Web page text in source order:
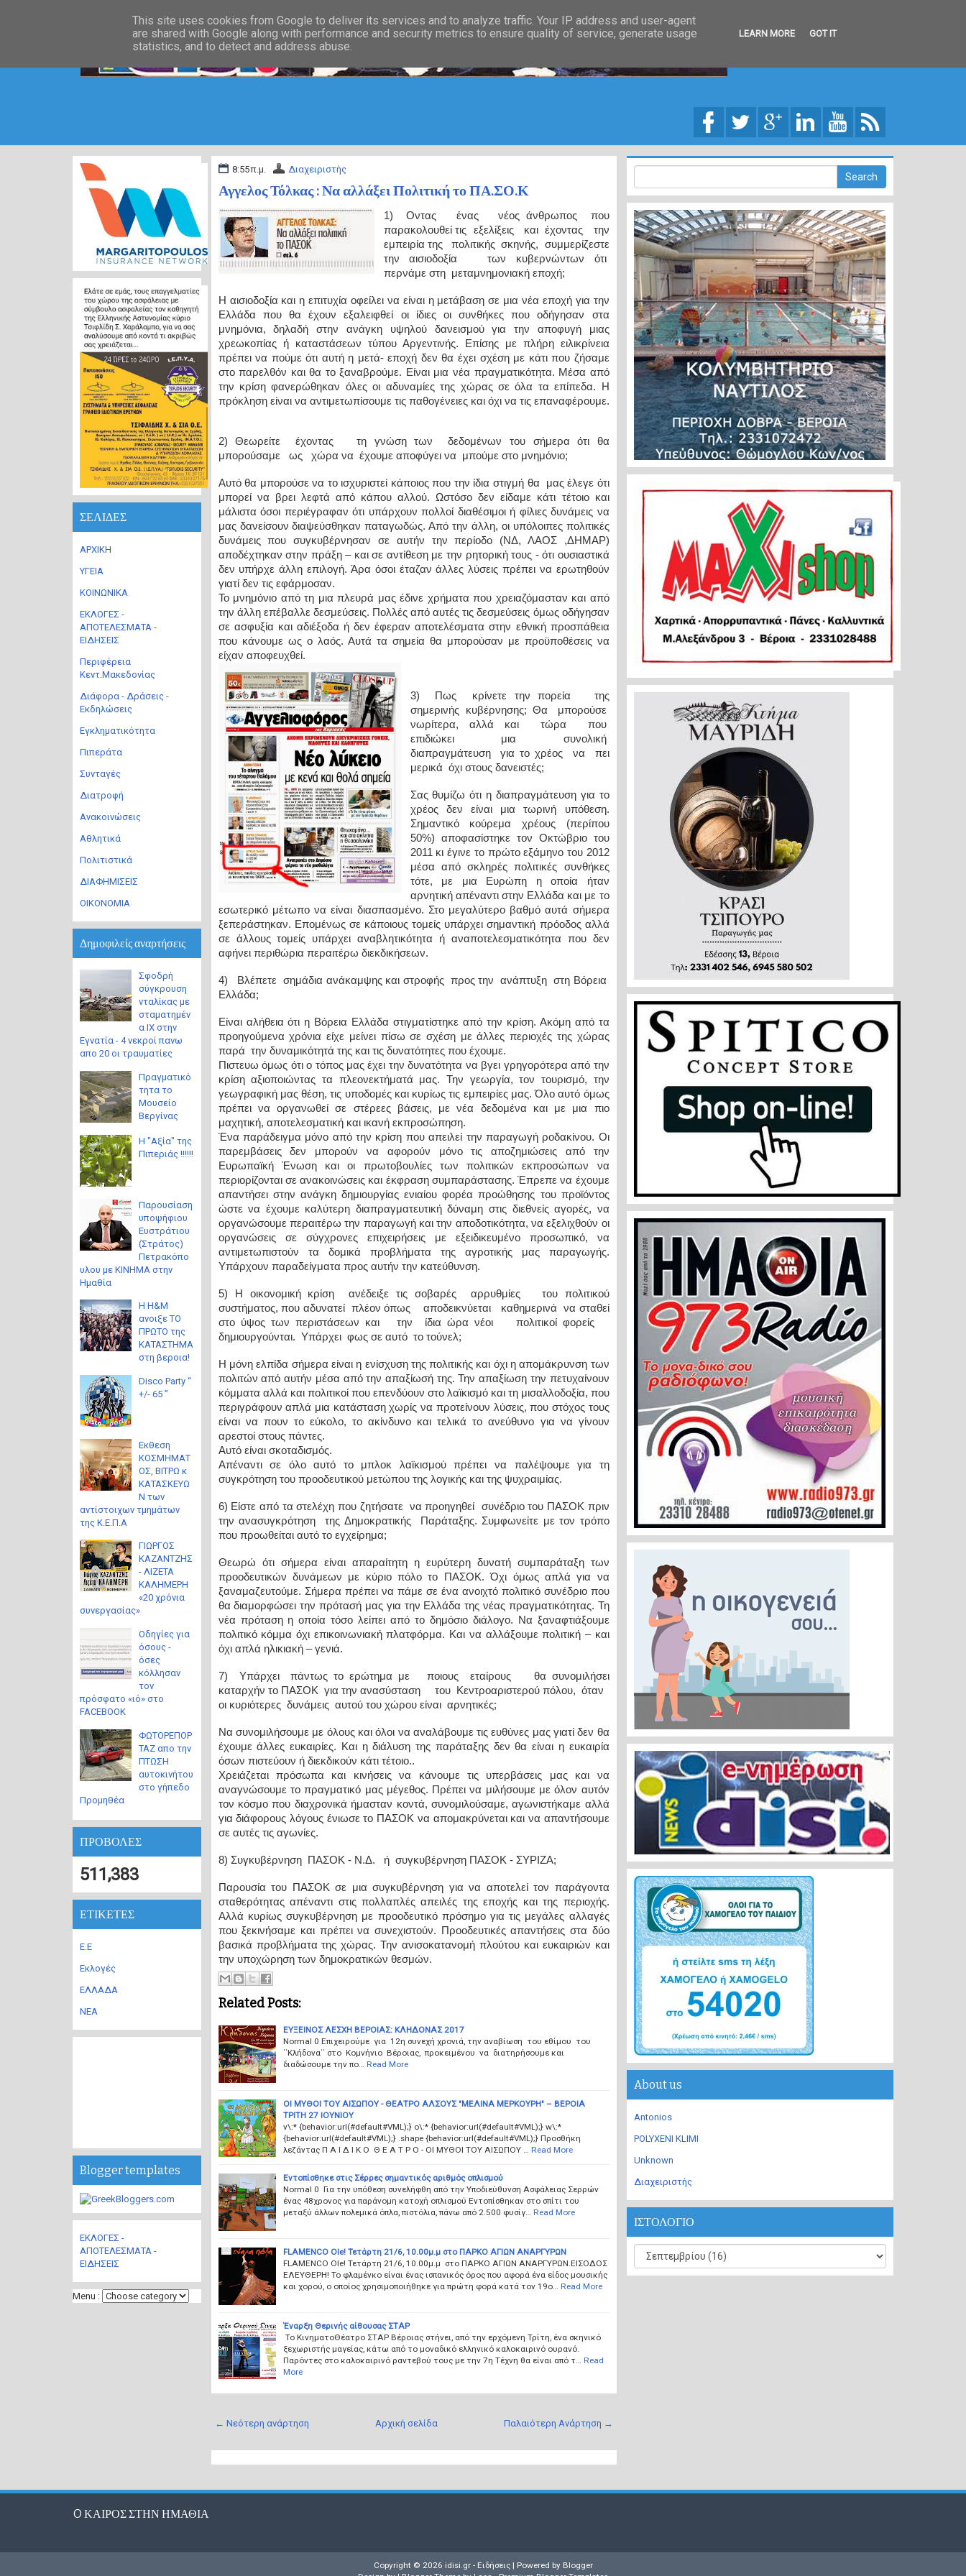
8:55 π.μ. Διαχειριστής
Αγγελος Τόλκας : Να αλλάξει Πολιτική το ΠΑ.ΣΟ.Κ
1) Οντας ένας νέος άνθρωπος που
παρακολουθεί τις εξελίξεις και έχοντας την
εμπειρία της πολιτικής σκηνής, συμμερίζεστε
την αισιοδοξία των κυβερνώντων ότι
περνάμε στη μεταμνημονιακή εποχή;
Η αισιοδοξία και η επιτυχία οφείλει να είναι η μετάβαση σε μια νέα εποχή για την
Ελλάδα που θα έχουν εξαλειφθεί οι ίδιες οι συνθήκες που οδήγησαν στα
μνημόνια, δηλαδή στην ανάγκη υψηλού δανεισμού για την αποφυγή μιας
χρεωκοπίας ή καταστάσεων τύπου Αργεντινής. Επίσης με πλήρη ειλικρίνεια
πρέπει να πούμε ότι αυτή η μετά- εποχή δεν θα έχει σχέση με κάτι που ζήσαμε
στο παρελθόν και θα το ξαναβρούμε. Είναι μια νέα πραγματικότητα. Μέσα από
την κρίση φανερώθηκαν όλες οι αδυναμίες της χώρας σε όλα τα επίπεδα. Η
πρόκληση είναι να αντιμετωπίσουμε τις παθογένειες και όχι να τις επαναφέρουμε.
2) Θεωρείτε έχοντας τη γνώση των δεδομένων του σήμερα ότι θα
μπορούσαμε ως χώρα να έχουμε αποφύγει να μπούμε στο μνημόνιο;
Αυτό θα μπορούσε να το ισχυριστεί κάποιος που την ίδια στιγμή θα
μας έλεγε ότι
μπορεί να βρει λεφτά από κάπου αλλού. Ωστόσο δεν είδαμε κάτι τέτοιο και
μάλιστα όσοι περιέγραφαν ότι υπάρχουν πολλοί διαθέσιμοι ή φίλιες δυνάμεις να
μας δανείσουν διαψεύσθηκαν παταγωδώς. Από την άλλη, οι υπόλοιπες πολιτικές
δυνάμεις που συγκυβέρνησαν σε αυτήν την περίοδο (ΝΔ, ΛΑΟΣ ,ΔΗΜΑΡ)
αποδέχτηκαν στην πράξη – και σε αντίθεση με την ρητορική τους - ότι ουσιαστικά
δεν υπήρχε άλλη επιλογή. Άρα όσοι έταζαν άλλες λύσεις πρέπει να ερωτηθούν
γιατί δεν τις εφάρμοσαν.
Το μνημόνιο από τη μια πλευρά μας έδινε χρήματα που χρειαζόμασταν και από
την άλλη επέβαλλε δεσμεύσεις. Πολλές από αυτές τις δεσμεύσεις όμως οδήγησαν
σε ασφυξία και αδιέξοδα ή δεν έφεραν αποτελέσματα στην εθνική προσπάθεια
που κάνουμε ως ο λαός. Αυτά τα σημεία θα μπορούσαν με προϋποθέσεις να
είχαν αποφευχθεί.
3) Πως κρίνετε την πορεία της
σημερινής κυβέρνησης; Θα μπορούσε
νωρίτερα, αλλά και τώρα που
επιδιώκει μια συνολική
διαπραγμάτευση για το χρέος να πει
μερικά όχι στους δανειστές;
Σας θυμίζω ότι η διαπραγμάτευση για το
χρέος δεν είναι μια τωρινή υπόθεση.
Σημαντικό κούρεμα χρέους (περίπου
50%) αποφασίστηκε τον Οκτώβριο του
2011 κι έγινε το πρώτο εξάμηνο του 2012
μέσα από σκληρές πολιτικές συνθήκες
τότε, με μια Ευρώπη η οποία ήταν
αρνητική απέναντι στην Ελλάδα και με το
εσωτερικό μέτωπο να είναι διασπασμένο. Στο μεγαλύτερο βαθμό αυτά σήμερα
ξεπεράστηκαν. Επομένως σε κάποιους τομείς υπάρχει σημαντική πρόοδος αλλά
σε άλλους τομείς υπάρχει αναβλητικότητα ή αναποτελεσματικότητα που δεν
αφήνει περιθώρια περαιτέρω διεκδικήσεων.
4) Βλέπετε σημάδια ανάκαμψης και στροφής προς την ανάπτυξη στη Βόρεια
Ελλάδα;
Είναι αλήθεια ότι η Βόρεια Ελλάδα στιγματίστηκε από την κρίση. Ακόμη από τα
προηγούμενα χρόνια είχε μείνει πίσω σε σχέση με άλλες περιοχές της χώρας
παρά την δυναμικότητά της και τις δυνατότητες που έχουμε.
Πιστευω όμως ότι ο τόπος μας έχει την δυνατότητα να βγει γρηγορότερα από την
κρίση αξιοποιώντας τα πλεονεκτήματά μας. Την γεωργία, τον τουρισμό, την
γεωγραφική μας θέση, τις υποδομές και κυρίως τις εμπειρίες μας. Όλο αυτό όμως
πρέπει να οργανωθεί σε στέρεες βάσεις, με νέα δεδομένα και με μια πιο
μαχητική, αποτελεσματική και ικανή εκπροσώπηση.
Ένα παράδειγμα μόνο από την κρίση που απειλεί την παραγωγή ροδακίνου. Οι
παρεμβάσεις δεν μπορούν να αφορούν μόνο τις αποζημιώσεις από την
Ευρωπαϊκή Ένωση και οι πρωτοβουλίες των πολιτικών εκπροσώπων να
περιορίζονται σε ανακοινώσεις και έκφραση συμπαράστασης. Έπρεπε να έχουμε
απαντήσει στην ανάγκη δημιουργίας ενιαίου φορέα προώθησης του προϊόντος
ώστε να έχουμε καλύτερη διαπραγματευτική δύναμη στις διεθνείς αγορές, να
οργανώσουμε περαιτέρω την παραγωγή και την αποδοτικότητα, να εξελιχθούν οι
οργανώσεις σε σύγχρονες επιχειρήσεις με εξειδικευμένο προσωπικό, να
αντιμετωπιστούν τα δομικά προβλήματα της αγροτικής μας παραγωγής.
Υπάρχουν παραδείγματα προς αυτήν την κατεύθυνση.
5) H οικονομική κρίση ανέδειξε τις σοβαρές αρρυθμίες του πολιτικού
συστήματος, που αδυνατεί πλέον όπως αποδεικνύεται καθημερινά να σταθεί
στο ύψος των περιστάσεων και την ίδια ώρα νέοι πολιτικοί φορείς
δημιουργούνται. Υπάρχει φως σε αυτό το τούνελ;
Η μόνη ελπίδα σήμερα είναι η ενίσχυση της πολιτικής και όχι η απομάκρυνση των
πολιτών από αυτήν μέσα από την απαξίωσή της. Την απαξίωση την πετυχαίνουν
κόμματα αλλά και πολιτικοί που επενδύουν στο λαϊκισμό και τη μισαλλοδοξία, που
περιγράφουν απλά μια κατάσταση χωρίς να προτείνουν λύσεις, που στόχος τους
είναι να πουν το εύκολο, το ακίνδυνο και τελικά το ανεύθυνο για να γίνουν
αρεστοί στους πάντες.
Αυτό είναι σκοταδισμός.
Απέναντι σε όλο αυτό το μπλοκ λαϊκισμού πρέπει να παλέψουμε για τη
συγκρότηση του προοδευτικού μετώπου της λογικής και της ψυχραιμίας.
6) Είστε από τα στελέχη που ζητήσατε να προηγηθεί συνέδριο του ΠΑΣΟΚ πριν
την ανασυγκρότηση της Δημοκρατικής Παράταξης. Συμφωνείτε με τον τρόπο
που προωθείται αυτό το εγχείρημα;
Θεωρώ ότι σήμερα είναι απαραίτητη η ευρύτερη δυνατή συμπαράταξη των
προοδευτικών δυνάμεων με κύριο πόλο το ΠΑΣΟΚ. Όχι όμως απλά για να
ξαναμαζευτούμε. Σήμερα πρέπει να πάμε σε ένα ανοιχτό πολιτικό συνέδριο που
θα διαμορφώσει την πρότασή μας για την Ελλάδα της νέας πραγματικότητας. Τη
νέα πρόταση η οποία τόσο λείπει από το δημόσιο διάλογο. Να ξαναφτιάξουμε
πολιτικό κόμμα όχι επικοινωνιακή πλατφόρμα. Και να αλλάξουμε πολιτική – και
όχι απλά ηλικιακή – γενιά.
7) Υπάρχει πάντως το ερώτημα με ποιους εταίρους θα συνομιλήσει
καταρχήν το ΠΑΣΟΚ για την ανασύσταση του Κεντροαριστερού πόλου, όταν
οι κυριότερες δυνάμεις αυτού του χώρου είναι αρνητικές;
Να συνομιλήσουμε με όλους και όλοι να αναλάβουμε τις ευθύνες μας γιατί δεν θα
έχουμε άλλες ευκαιρίες. Και η διάλυση της παράταξης δεν θα είναι η ευκαιρία
όσων πιστεύουν ή διεκδικούν κάτι τέτοιο..
Χρειάζεται πρόσωπα και κινήσεις να κάνουμε τις υπερβάσεις μας και να
αναγνώσουμε το πραγματικό μας μέγεθος. Πρέπει να μιλήσουμε με όλον αυτόν
τον κόσμο που διαχρονικά ήμασταν κοντά, συνομιλούσαμε, αγωνιστήκαμε αλλά
για διάφορους λόγους ένιωσε το ΠΑΣΟΚ να απομακρύνεται και να απαντήσουμε
σε αυτές τις αγωνίες.
8) Συγκυβέρνηση ΠΑΣΟΚ - Ν.Δ. ή συγκυβέρνηση ΠΑΣΟΚ - ΣΥΡΙΖΑ;
Παρουσία του ΠΑΣΟΚ σε μια συγκυβέρνηση για να αποτελεί τον παράγοντα
σταθερότητας απέναντι στις πολλαπλές απειλές της εποχής και της περιοχής.
Αλλά κυρίως συγκυβέρνηση με προοδευτικό πρόσημο για τις μεγάλες αλλαγές
που ξεκινήσαμε και πρέπει να συνεχιστούν. Προοδευτικές απαντήσεις στα δύο
βασικά προβλήματα της χώρας. Την ανισοκατανομή πλούτου και ευκαιριών και
την υποχώρηση των δημοκρατικών θεσμών.
Related Posts:
ΕΥΞΕΙΝΟΣ ΛΕΣΧΗ ΒΕΡΟΙΑΣ: ΚΛΗΔΟΝΑΣ 2017
Normal 0 Επιχειρούμε για 12η συνεχή χρονιά, την αναβίωση του εθίμου του
΄΄Κλήδονα΄΄ στο Κομνήνιο Βέροιας, προκειμένου να διατηρήσουμε και
διαδώσουμε την πο…
Read More
ΟΙ ΜΥΘΟΙ ΤΟΥ ΑΙΣΩΠΟΥ - ΘΕΑΤΡΟ ΑΛΣΟΥΣ "ΜΕΛΙΝΑ ΜΕΡΚΟΥΡΗ" – ΒΕΡΟΙΑ
ΤΡΙΤΗ 27 ΙΟΥΝΙΟΥ
v\:* {behavior:url(#default#VML);} o\:* {behavior:url(#default#VML);} w\:*
{behavior:url(#default#VML);} .shape {behavior:url(#default#VML);} Προσθήκη
λεζάντας Π Α Ι Δ Ι Κ Ο Θ Ε Α Τ Ρ Ο - ΟΙ ΜΥΘΟΙ ΤΟΥ ΑΙΣΩΠΟΥ …
Read More
Εντοπίσθηκε στις Σέρρες σημαντικός αριθμός οπλισμού
Normal 0 Για την υπόθεση συνελήφθη από την Υποδιεύθυνση Ασφάλειας Σερρών
ένας 48χρονος για παράνομη κατοχή οπλισμού Εντοπίσθηκαν στο σπίτι του
μεταξύ άλλων πολεμικά όπλα, πιστόλια, πάνω από 2.500 φυσίγ…
Read More
FLAMENCO Ole! Τετάρτη 21/6, 10.00μ.μ στο ΠΑΡΚΟ ΑΓΙΩΝ ΑΝΑΡΓΥΡΩΝ
FLAMENCO Ole! Τετάρτη 21/6, 10.00μ.μ στο ΠΑΡΚΟ ΑΓΙΩΝ ΑΝΑΡΓΥΡΩΝ.ΕΙΣΟΔΟΣ
ΕΛΕΥΘΕΡΗ! Το φλαμένκο είναι ένας ισπανικός όρος που αφορά ένα είδος μουσικής
και χορού, ο οποίος χρησιμοποιήθηκε για πρώτη φορά κατά τον 19ο…
Read More
Έναρξη Θερινής αίθουσας ΣΤΑΡ
Το ΚινηματοΘέατρο ΣΤΑΡ Βέροιας στήνει, από την ερχόμενη Τρίτη, ένα σκηνικό
ξεχωριστής μαγείας, κάτω από το μοναδικό ελληνικό καλοκαιρινό ουρανό.
Παρόντες στο καλοκαιρινό ραντεβού τους με την 7η Τέχνη θα είναι από τ…
Read
More
← Νεότερη ανάρτηση Παλαιότερη Ανάρτηση →
Αρχική σελίδα
ΣΕΛΙΔΕΣ
ΑΡΧΙΚΗ
ΥΓΕΙΑ
ΚΟΙΝΩΝΙΚΑ
ΕΚΛΟΓΕΣ -
ΑΠΟΤΕΛΕΣΜΑΤΑ -
ΕΙΔΗΣΕΙΣ
Περιφέρεια
Κεντ.Μακεδονίας
Διάφορα - Δράσεις -
Εκδηλώσεις
Εγκληματικότητα
Πιπεράτα
Συνταγές
Διατροφή
Ανακοινώσεις
Αθλητικά
Πολιτιστικά
ΔΙΑΦΗΜΙΣΕΙΣ
ΟΙΚΟΝΟΜΙΑ
Δημοφιλείς αναρτήσεις
Σφοδρή
σύγκρουση
νταλίκας με
σταματημέν
α ΙΧ στην
Εγνατία - 4 νεκροί πανω
απο 20 οι τραυματίες
Πραγματικό
τητα το
Μουσείο
Βεργίνας
Η "Αξία" της
Πιπεριάς !!!!!!
Παρουσίαση
υποψήφιου
Ευστράτιου
(Στράτος)
Πετρακόπο
υλου με ΚΙΝΗΜΑ στην
Ημαθία
Η H&M
ανοιξε ΤΟ
ΠΡΩΤΟ της
ΚΑΤΑΣΤΗΜΑ
στη βεροια!
Disco Party “
+/- 65 ”
Eκθεση
ΚΟΣΜΗΜΑΤ
ΟΣ, ΒΙΤΡΩ κ
ΚΑΤΑΣΚΕΥΩ
Ν των
αντίστοιχων τμημάτων
της Κ.Ε.Π.Α
ΓΙΩΡΓΟΣ
ΚΑΖΑΝΤΖΗΣ
- ΛΙΖΕΤΑ
ΚΑΛΗΜΕΡΗ
«20 χρόνια
συνεργασίας»
Οδηγίες για
όσους -
όσες
κόλλησαν
τον
πρόσφατο «ιό» στο
FACEBOOK
ΦΩΤΟΡΕΠΟΡ
ΤΑΖ απο την
ΠΤΩΣΗ
αυτοκινήτου
στο γήπεδο
Προμηθέα
ΠΡΟΒΟΛΕΣ
511,383
ΕΤΙΚΕΤΕΣ
Ε.Ε
Εκλογές
ΕΛΛΑΔΑ
ΝΕΑ
Blogger templates
ΕΚΛΟΓΕΣ -
ΑΠΟΤΕΛΕΣΜΑΤΑ -
ΕΙΔΗΣΕΙΣ
Menu :
About us
Antonios
POLYXENI KLIMI
Unknown
Διαχειριστής
ΙΣΤΟΛΟΓΙΟ
O ΚΑΙΡΟΣ ΣΤΗΝ ΗΜΑΘΙΑ
Copyright © 2026 idisi.gr - Ειδήσεις| Powered by Blogger
This site uses cookies from Google to deliver its services and to analyze traffic. Your IP address and user-agent
are shared with Google along with performance and security metrics to ensure quality of service, generate usage
statistics, and to detect and address abuse.
LEARN MORE GOT IT